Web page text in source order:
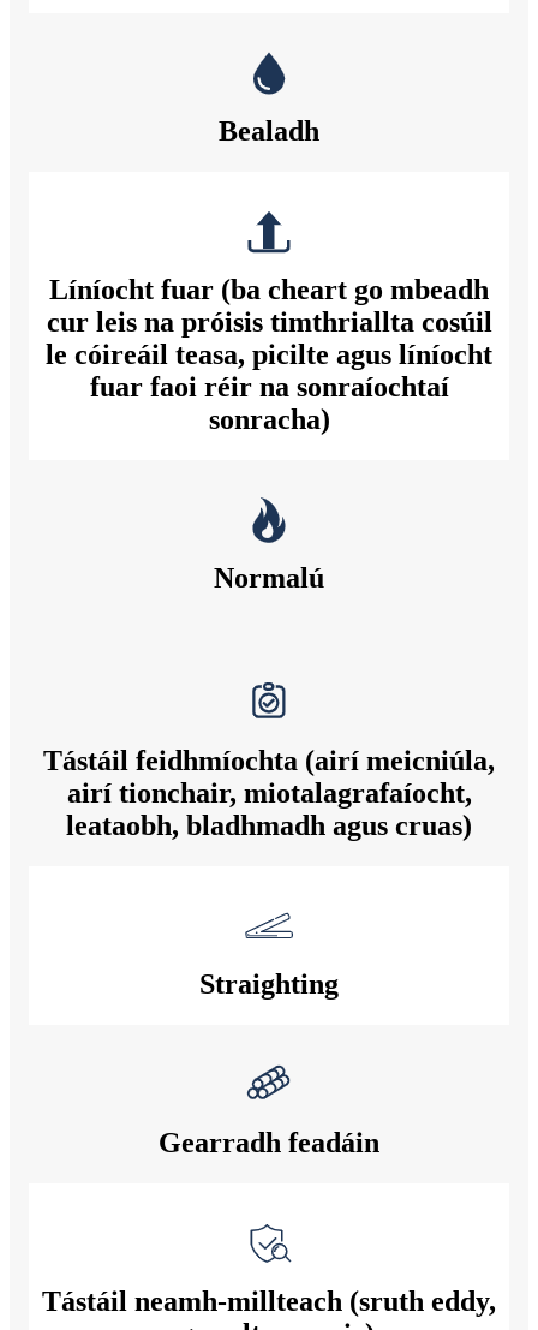
Bealadh
Líníocht fuar (ba cheart go mbeadh
cur leis na próisis timthriallta cosúil
le cóireáil teasa, picilte agus líníocht
fuar faoi réir na sonraíochtaí
sonracha)
Normalú
Tástáil feidhmíochta (airí meicniúla,
airí tionchair, miotalagrafaíocht,
leataobh, bladhmadh agus cruas)
Straighting
Gearradh feadáin
Tástáil neamh-millteach (sruth eddy,